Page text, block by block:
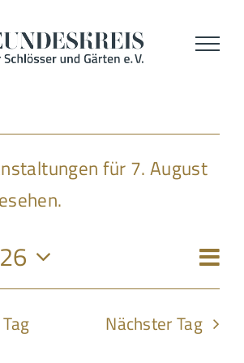
für 7. August
Tag
Nächster Tag